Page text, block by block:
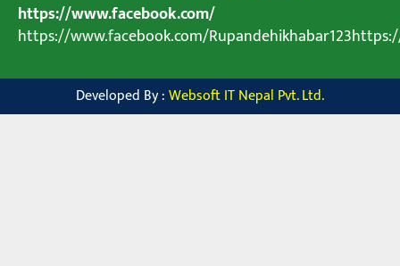
https://www.facebook.com/
https://www.facebook.com/
Developed By :Websoft IT Nepal Pvt. Ltd.